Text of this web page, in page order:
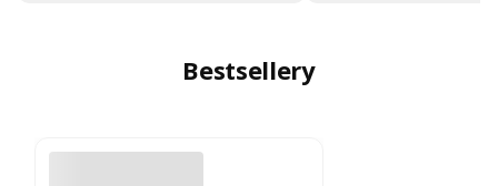
Bestsellery